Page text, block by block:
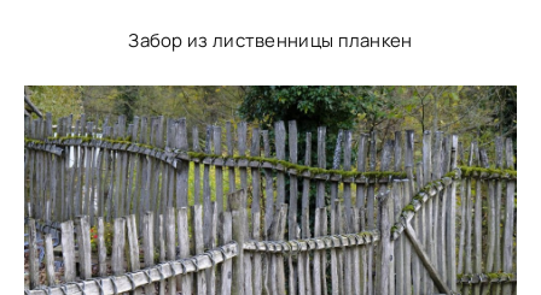
Забор из лиственницы планкен